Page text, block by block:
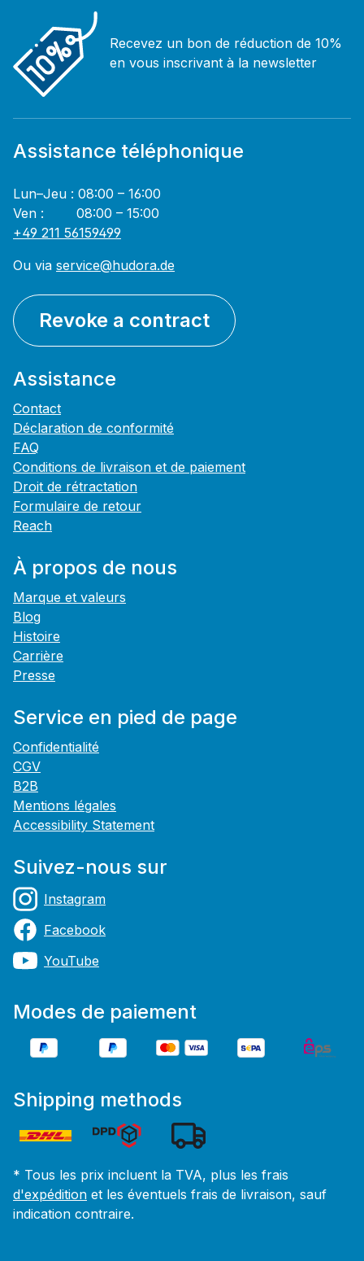
Recevez un bon de réduction de 10%
en vous inscrivant à la newsletter
Assistance téléphonique
Lun–Jeu : 08:00 – 16:00
Ven : 08:00 – 15:00
+49 211 56159499
Ou via service@hudora.de
Revoke a contract
Assistance
Contact
Déclaration de conformité
FAQ
Conditions de livraison et de paiement
Droit de rétractation
Formulaire de retour
Reach
À propos de nous
Marque et valeurs
Blog
Histoire
Carrière
Presse
Service en pied de page
Confidentialité
CGV
B2B
Mentions légales
Accessibility Statement
Suivez-nous sur
Instagram
Facebook
YouTube
Modes de paiement
Shipping methods
* Tous les prix incluent la TVA, plus les frais
d'expédition et les éventuels frais de livraison, sauf
indication contraire.